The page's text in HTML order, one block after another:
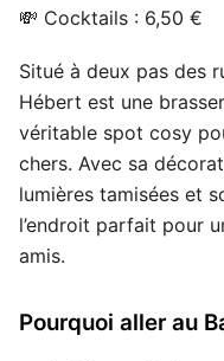
💸 Cocktails : 6,50 €
Situé à deux pas des
Hébert est une
véritable spot cosy
chers. Avec sa
lumières tamisées et
l’endroit parfait pour
amis.
Pourquoi aller au